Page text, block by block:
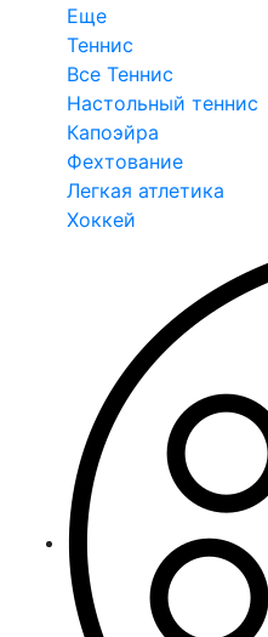
Еще
Теннис
Все Теннис
Настольный теннис
Капоэйра
Фехтование
Легкая атлетика
Хоккей